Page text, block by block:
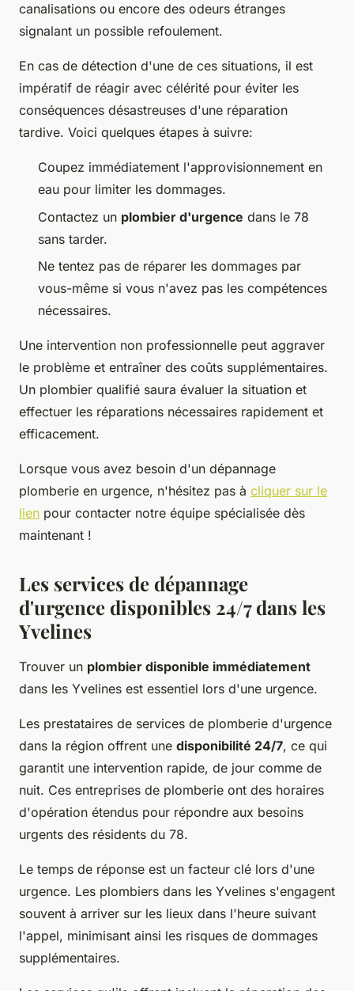
canalisations ou encore des odeurs étranges
signalant un possible refoulement.
En cas de détection d'une de ces situations, il est
impératif de réagir avec célérité pour éviter les
conséquences désastreuses d'une réparation
tardive. Voici quelques étapes à suivre:
Coupez immédiatement l'approvisionnement en
eau pour limiter les dommages.
Contactez un plombier d'urgence dans le 78
sans tarder.
Ne tentez pas de réparer les dommages par
vous-même si vous n'avez pas les compétences
nécessaires.
Une intervention non professionnelle peut aggraver
le problème et entraîner des coûts supplémentaires.
Un plombier qualifié saura évaluer la situation et
effectuer les réparations nécessaires rapidement et
efficacement.
Lorsque vous avez besoin d'un dépannage
plomberie en urgence, n'hésitez pas à cliquer sur le
lien pour contacter notre équipe spécialisée dès
maintenant !
Les services de dépannage
d'urgence disponibles 24/7 dans les
Yvelines
Trouver un plombier disponible immédiatement
dans les Yvelines est essentiel lors d'une urgence.
Les prestataires de services de plomberie d'urgence
dans la région offrent une disponibilité 24/7, ce qui
garantit une intervention rapide, de jour comme de
nuit. Ces entreprises de plomberie ont des horaires
d'opération étendus pour répondre aux besoins
urgents des résidents du 78.
Le temps de réponse est un facteur clé lors d'une
urgence. Les plombiers dans les Yvelines s'engagent
souvent à arriver sur les lieux dans l'heure suivant
l'appel, minimisant ainsi les risques de dommages
supplémentaires.